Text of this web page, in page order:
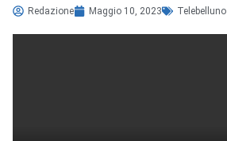
Redazione Maggio 10, 2023 Telebelluno